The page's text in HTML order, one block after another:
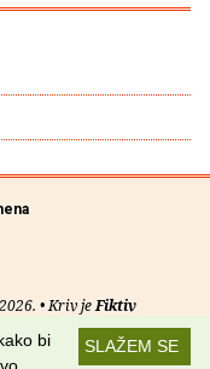
• Kriv jeFiktiv
RSS kanaliSLAŽEM SE
bi